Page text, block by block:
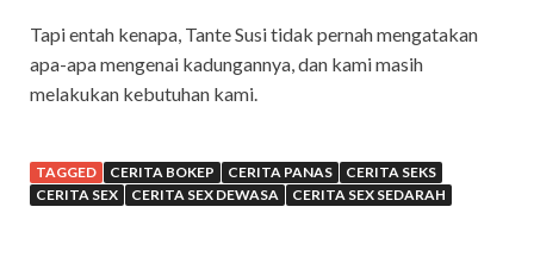
Tapi entah kenapa, Tante Susi tidak pernah mengatakan
apa-apa mengenai kadungannya, dan kami masih
melakukan kebutuhan kami.
TAGGED CERITA BOKEP CERITA PANAS
CERITA SEKS
CERITA SEX
CERITA SEX DEWASA CERITA SEX SEDARAH